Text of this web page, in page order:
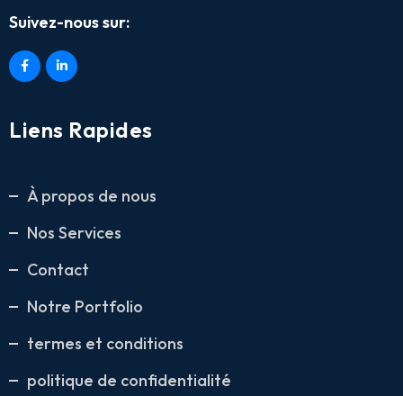
Suivez-nous sur:
Liens Rapides
À propos de nous
Nos Services
Contact
Notre Portfolio
termes et conditions
politique de confidentialité